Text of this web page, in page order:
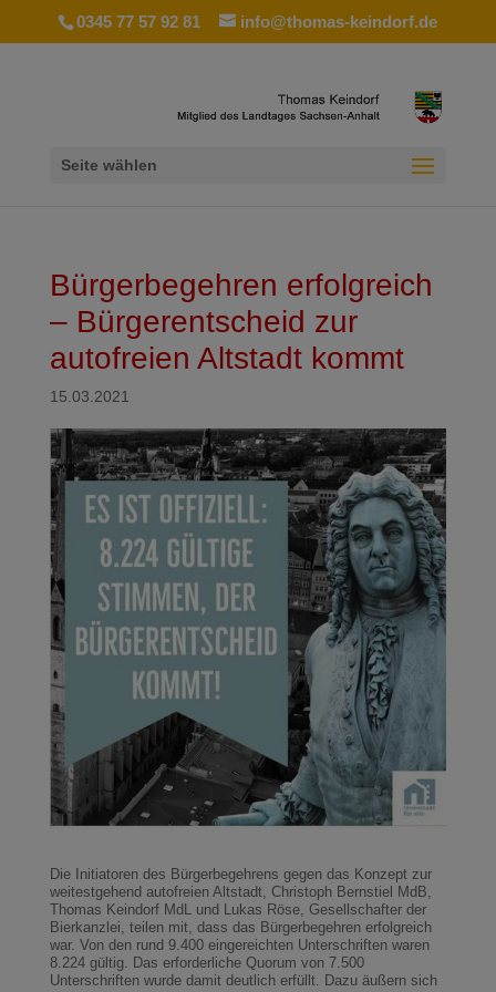
0345 77 57 92 81 info@thomas-keindorf.de
Seite wählen
Bürgerbegehren erfolgreich
– Bürgerentscheid zur
autofreien Altstadt kommt
15.03.2021
Die Initiatoren des Bürgerbegehrens gegen das Konzept zur
weitestgehend autofreien Altstadt, Christoph Bernstiel MdB,
Thomas Keindorf MdL und Lukas Röse, Gesellschafter der
Bierkanzlei, teilen mit, dass das Bürgerbegehren erfolgreich
war. Von den rund 9.400 eingereichten Unterschriften waren
8.224 gültig. Das erforderliche Quorum von 7.500
Unterschriften wurde damit deutlich erfüllt. Dazu äußern sich